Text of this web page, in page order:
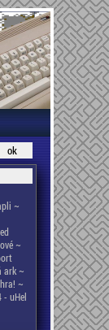
~
~
ark ~
~
- uHel